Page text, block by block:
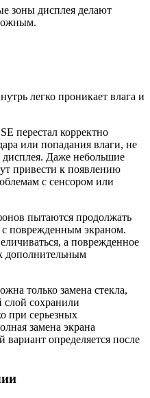
зоны дисплея делают
легко проникает влага и
перестал корректно
или попадания влаги, не
дисплея. Даже небольшие
привести к появлению
с сенсором или
пытаются продолжать
с поврежденным экраном.
а поврежденное
дополнительным
только замена стекла,
слой сохранили
при серьезных
замена экрана
определяется после